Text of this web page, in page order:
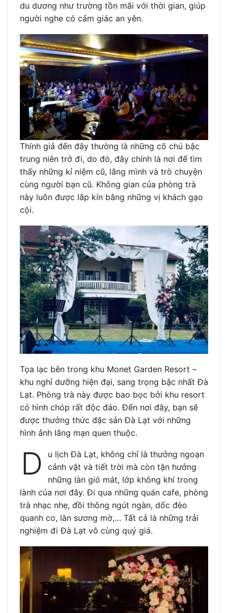
du dương như trường tồn mãi với thời gian, giúp
người nghe có cảm giác an yên.
Thính giả đến đây thường là những cô chú bậc
trung niên trở đi, do đó, đây chính là nơi để tìm
thấy những kỉ niệm cũ, lắng mình và trò chuyện
cùng người bạn cũ. Không gian của phòng trà
này luôn được lắp kín bằng những vị khách gạo
cội.
Tọa lạc bên trong khu Monet Garden Resort –
khu nghỉ dưỡng hiện đại, sang trọng bậc nhất Đà
Lạt. Phòng trà này được bao bọc bởi khu resort
có hình chóp rất độc đáo. Đến nơi đây, bạn sẽ
được thưởng thức đặc sản Đà Lạt với những
hình ảnh lãng mạn quen thuộc.
D
u lịch Đà Lạt, không chỉ là thưởng ngoạn
cảnh vật và tiết trời mà còn tận hưởng
những làn gió mát, lớp không khí trong
lành của nơi đây. Đi qua những quán cafe, phòng
trà nhạc nhẹ, đồi thông ngút ngàn, dốc đèo
quanh co, làn sương mờ,… Tất cả là những trải
nghiệm đi Đà Lạt vô cùng quý giá.